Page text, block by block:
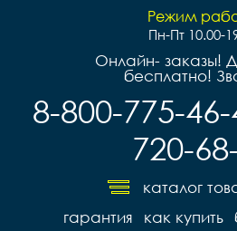
Режим
Пн-Пт 10.00-
Онлайн- заказы!
бесплатно!
8-800-775-
720-
каталог
как купить
гарантия